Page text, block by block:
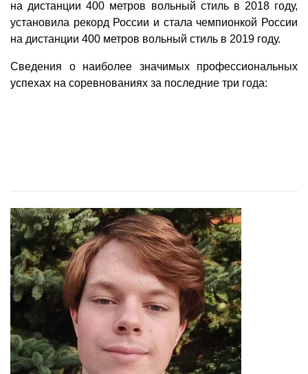
на дистанции 400 метров вольный стиль в 2018 году,
установила рекорд России и стала чемпионкой России
на дистанции 400 метров вольный стиль в 2019 году.
Сведения о наиболее значимых профессиональных
успехах на соревнованиях за последние три года: